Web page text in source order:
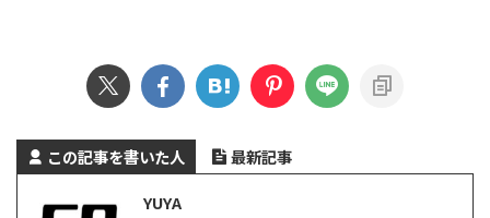
この記事を書いた人
最新記事
YUYA